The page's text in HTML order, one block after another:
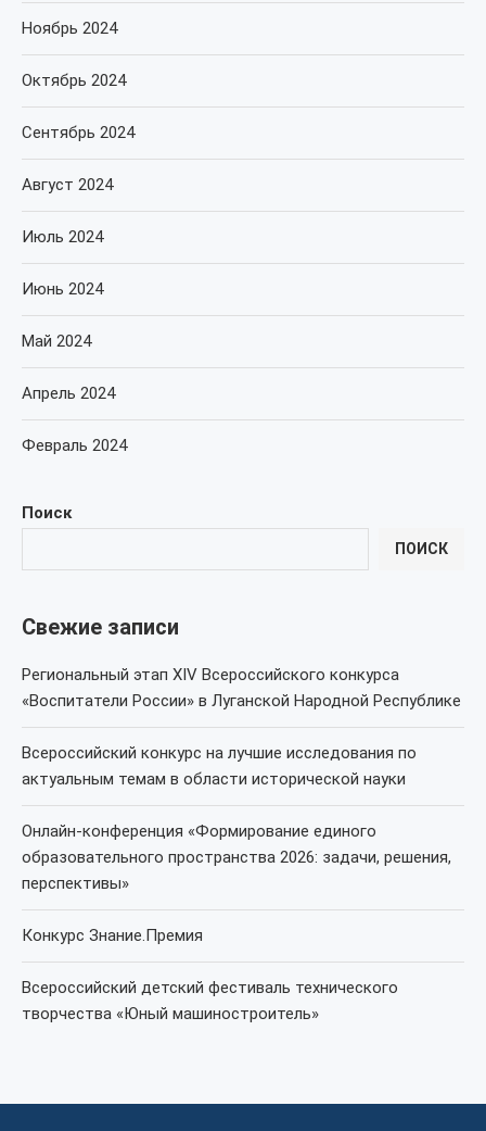
Поиск
ПОИСК
Свежие записи
Региональный этап XIV Всероссийского конкурса
«Воспитатели России» в Луганской Народной Республике
Всероссийский конкурс на лучшие исследования по
актуальным темам в области исторической науки
Онлайн-конференция «Формирование единого
образовательного пространства 2026: задачи, решения,
перспективы»
Конкурс Знание.Премия
Всероссийский детский фестиваль технического
творчества «Юный машиностроитель»
Ноябрь 2024
Октябрь 2024
Сентябрь 2024
Август 2024
Июль 2024
Июнь 2024
Май 2024
Апрель 2024
Февраль 2024